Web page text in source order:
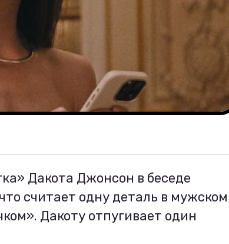
Дакота Джонсон в беседе
считает одну деталь в мужском
Дакоту отпугивает один